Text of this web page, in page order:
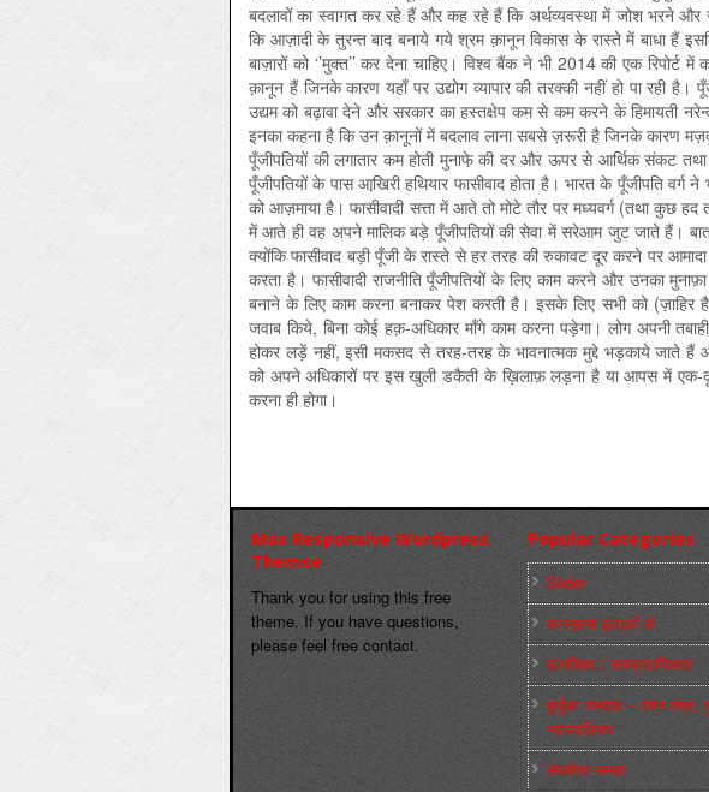
बदलावों का स्वागत कर रहे हैं और कह रहे हैं कि अर्थव्यवस्था में जोश भरने और
कि आज़ादी के तुरन्त बाद बनाये गये श्रम क़ानून विकास के रास्ते में बाधा हैं
बाज़ारों को ‘’मुक्त’’ कर देना चाहिए। विश्व बैंक ने भी 2014 की एक
क़ानून हैं जिनके कारण यहाँ पर उद्योग व्यापार की तरक्की नहीं हो पा रही
उद्यम को बढ़ावा देने और सरकार का हस्तक्षेप कम से कम करने के हिमायती
इनका कहना है कि उन क़ानूनों में बदलाव लाना सबसे ज़रूरी है जिनके कारण
पूँजीपतियों की लगातार कम होती मुनाफे़ की दर और ऊपर से आर्थिक संकट
पूँजीपतियों के पास आखि़री हथियार फासीवाद होता है। भारत के पूँजीपति वर्ग
को आज़माया है। फासीवादी सत्ता में आते तो मोटे तौर पर मध्यवर्ग (तथा कुछ
में आते ही वह अपने मालिक बड़े पूँजीपतियों की सेवा में सरेआम जुट जाते हैं।
क्योंकि फासीवाद बड़ी पूँजी के रास्ते से हर तरह की रुकावट दूर करने पर आमादा
करता है। फासीवादी राजनीति पूँजीपतियों के लिए काम करने और उनका
बनाने के लिए काम करना बनाकर पेश करती है। इसके लिए सभी को (ज़ाहिर है
जवाब किये, बिना कोई हक़-अधिकार माँगे काम करना पड़ेगा। लोग अपनी
होकर लड़ें नहीं, इसी मकसद से तरह-तरह के भावनात्मक मुद्दे भड़काये जाते हैं
को अपने अधिकारों पर इस खुली डकैती के ख़िलाफ़ लड़ना है या आपस में
करना ही होगा।
Max Responsive Wordpress
Themse
Thank you for using this free
theme. If you have questions,
please feel free contact.
Popular Categories
Slider
कारख़ाना इलाक़ों से
फ़ासीवाद / साम्‍प्रदायिकता
बुर्जुआ जनवाद – दमन तंत्र,
न्‍यायपालिका
संघर्षरत जनता